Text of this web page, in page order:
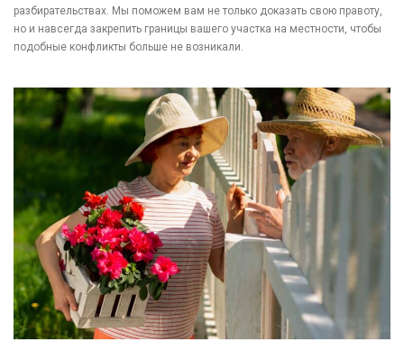
разбирательствах. Мы поможем вам не только доказать свою правоту,
но и навсегда закрепить границы вашего участка на местности, чтобы
подобные конфликты больше не возникали.